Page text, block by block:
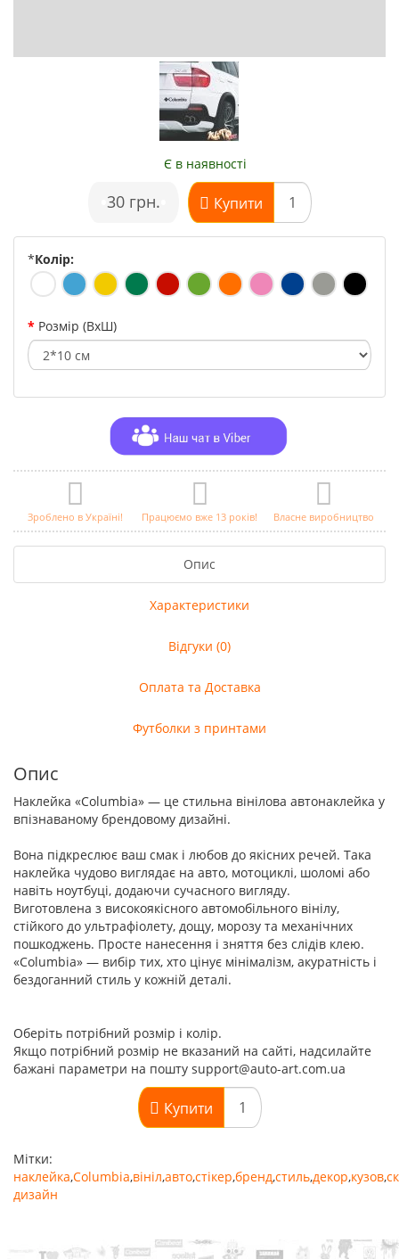
Є в наявності
30 грн. Купити
*Колір:
Розмір (ВхШ)
Зроблено в Україні! Працюємо вже 13 років! Власне виробництво
Опис
Характеристики
Відгуки (0)
Оплата та Доставка
Футболки з принтами
Опис
Наклейка «Columbia» — це стильна вінілова автонаклейка у
впізнаваному брендовому дизайні.
Вона підкреслює ваш смак і любов до якісних речей. Така
наклейка чудово виглядає на авто, мотоциклі, шоломі або
навіть ноутбуці, додаючи сучасного вигляду.
Виготовлена з високоякісного автомобільного вінілу,
стійкого до ультрафіолету, дощу, морозу та механічних
пошкоджень. Просте нанесення і зняття без слідів клею.
«Columbia» — вибір тих, хто цінує мінімалізм, акуратність і
бездоганний стиль у кожній деталі.
Оберіть потрібний розмір і колір.
Якщо потрібний розмір не вказаний на сайті, надсилайте
бажані параметри на пошту support@auto-art.com.ua
Купити
Мітки:
наклейка,Columbia,вініл,авто,стікер,бренд,стиль,декор,кузов,
дизайн